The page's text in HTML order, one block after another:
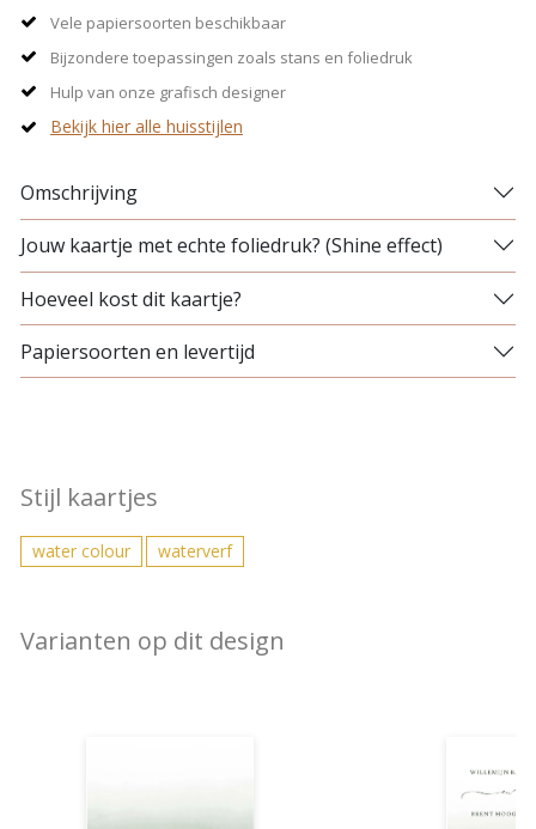
Vele papiersoorten beschikbaar
Bijzondere toepassingen zoals stans en foliedruk
Hulp van onze grafisch designer
Bekijk hier alle huisstijlen
Omschrijving
Jouw kaartje met echte foliedruk? (Shine effect)
Hoeveel kost dit kaartje?
Papiersoorten en levertijd
Stijl kaartjes
water colour waterverf
Varianten op dit design